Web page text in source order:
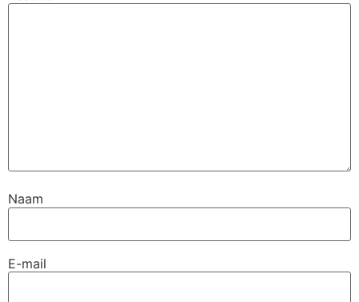
Naam
E-mail